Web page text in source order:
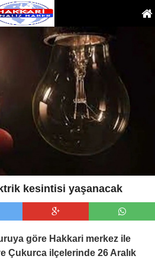
kesintisi yaşanacak
göre Hakkari merkez ile
Çukurca ilçelerinde 26 Aralık